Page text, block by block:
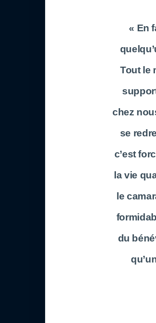
« En
Tout le
chez
se
c’est
la vie
le
du